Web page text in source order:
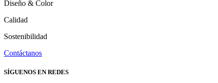
Diseño & Color
Calidad
Sostenibilidad
Contáctanos
SÍGUENOS EN REDES